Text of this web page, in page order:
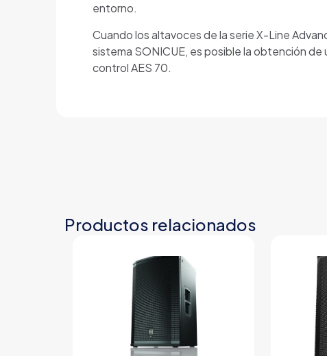
entorno.
Cuando los altavoces de la serie X-Line
sistema SONICUE, es posible la obtención
control AES 70.
Productos relacionados